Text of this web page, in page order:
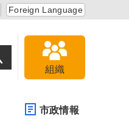
Foreign Language
組織
市政情報